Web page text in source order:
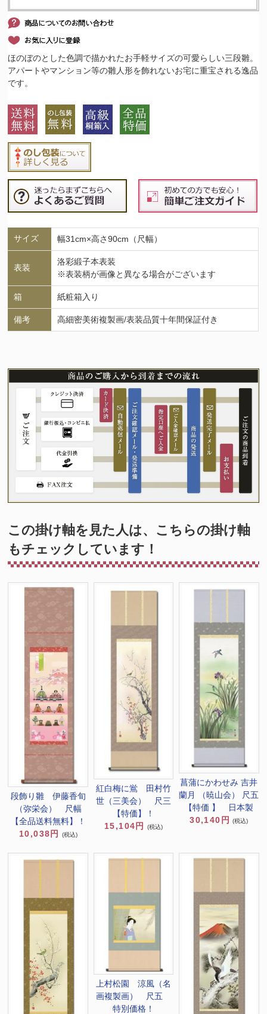
ほのぼのとした色調で描かれたお手軽サイズの可愛らしい三段雛。
アパートやマンション等の雛人形を飾れないお宅に重宝される逸品
です。
サイズ 幅31cm×高さ90cm（尺幅）
表装
洛彩緞子本表装
※表装柄が画像と異なる場合がございます
箱 紙粧箱入り
備考 高細密美術複製画/表装品質十年間保証付き
この掛け軸を見た人は、こちらの掛け軸
もチェックしています！
段飾り雛 伊藤香旬
（弥栄会） 尺幅
【全品送料無料】！
10,038円
(税込)
紅白梅に鴬 田村竹
世（三美会） 尺三
【特価】！
15,104円
(税込)
菖蒲にかわせみ 吉井
蘭月 （暁山会） 尺五
【特価 】 日本製
30,140円
(税込)
上村松園 涼風（名
画複製画） 尺五
特別価格！